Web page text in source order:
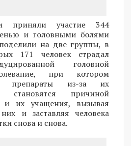
приняли участие 344
и головными болями
на две группы, в
171 человек страдал
головной
при котором
препараты из-за их
становятся причиной
и их учащения, вызывая
и заставляя человека
снова и снова.